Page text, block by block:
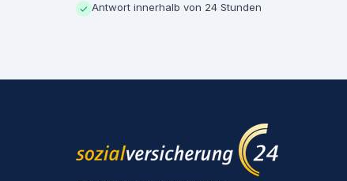
✓ Antwort innerhalb von 24 Stunden